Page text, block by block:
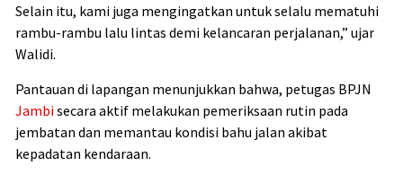
Selain itu, kami juga mengingatkan untuk selalu mematuhi
rambu-rambu lalu lintas demi kelancaran perjalanan,” ujar
Walidi.
Pantauan di lapangan menunjukkan bahwa, petugas BPJN
Jambisecara aktif melakukan pemeriksaan rutin pada
jembatan dan memantau kondisi bahu jalan akibat
kepadatan kendaraan.